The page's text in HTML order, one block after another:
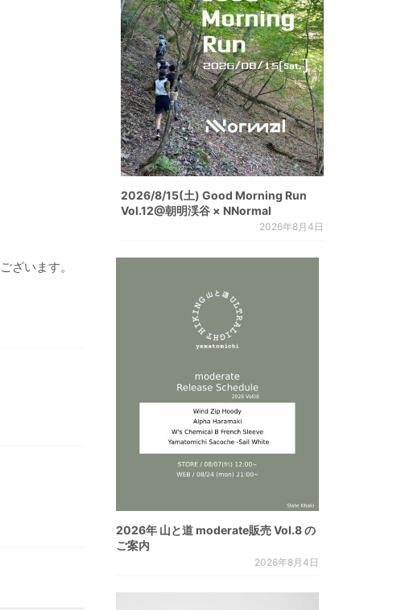
ざいます。
2026/8/15(土) Good Morning Run
Vol.12@朝明渓谷 × NNormal
2026年8月4日
2026年 山と道 moderate販売 Vol.8 の
ご案内
2026年8月4日